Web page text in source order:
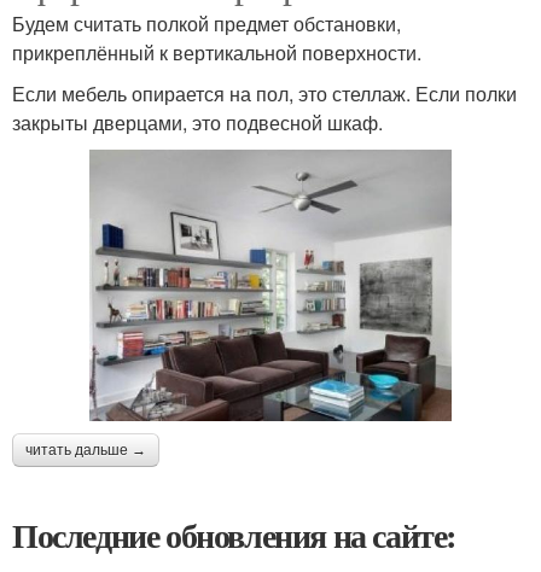
Будем считать полкой предмет обстановки,
прикреплённый к вертикальной поверхности.
Если мебель опирается на пол, это стеллаж. Если полки
закрыты дверцами, это подвесной шкаф.
читать дальше →
Последние обновления на сайте: